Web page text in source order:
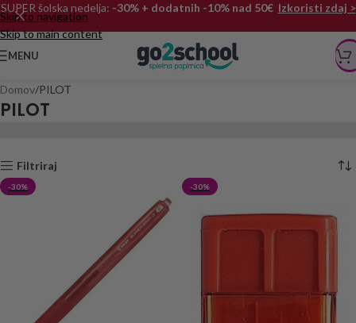
Skip to navigation
Skip to main content
SUPER šolska nedelja: -30% + dodatnih -10% nad 50€ Izkoristi zdaj >
MENU
Domov PILOT
PILOT
Filtriraj
-30% -30%